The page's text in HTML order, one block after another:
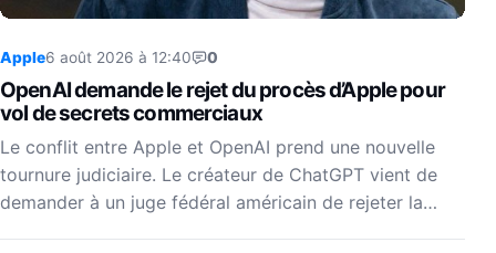
Apple6 août 2026 à 12:40 0
OpenAI demande le rejet du procès d’Apple pour
vol de secrets commerciaux
Le conflit entre Apple et OpenAI prend une nouvelle
tournure judiciaire. Le créateur de ChatGPT vient de
demander à un juge fédéral américain de rejeter la…